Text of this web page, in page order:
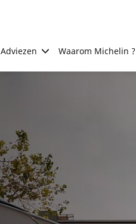
Adviezen Waarom Michelin ?